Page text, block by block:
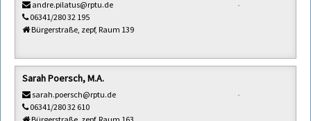
andre.pilatus@rptu.de
06341/280 32 195
Bürgerstraße, zepf, Raum 139
Sarah Poersch, M.A.
sarah.poersch@rptu.de
06341/280 32 610